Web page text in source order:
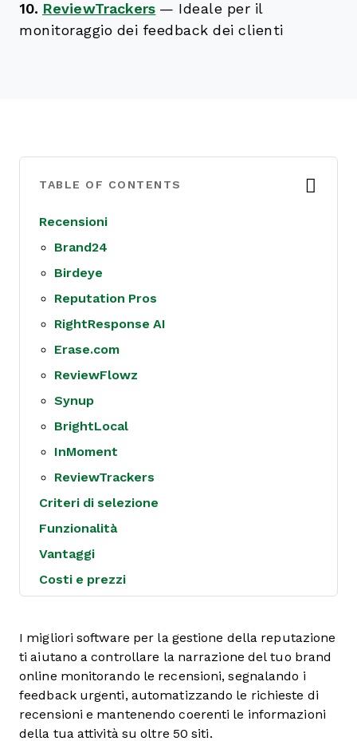
10. ReviewTrackers — Ideale per il
monitoraggio dei feedback dei clienti
TABLE OF CONTENTS
Recensioni
Brand24
Birdeye
Reputation Pros
RightResponse AI
Erase.com
ReviewFlowz
Synup
BrightLocal
InMoment
ReviewTrackers
Criteri di selezione
Funzionalità
Vantaggi
Costi e prezzi
I migliori software per la gestione della reputazione
ti aiutano a controllare la narrazione del tuo brand
online monitorando le recensioni, segnalando i
feedback urgenti, automatizzando le richieste di
recensioni e mantenendo coerenti le informazioni
della tua attività su oltre 50 siti.